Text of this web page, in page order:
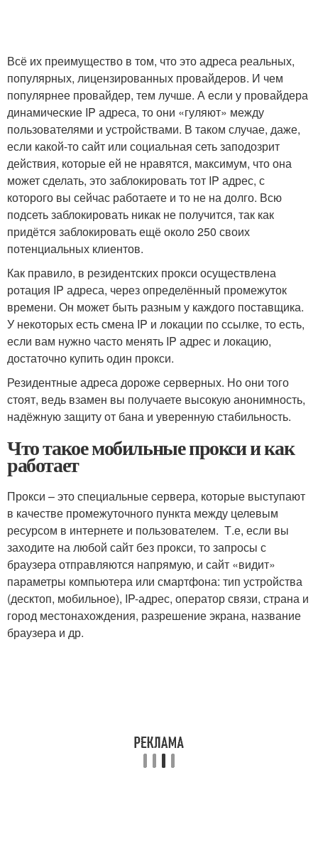
Всё их преимущество в том, что это адреса реальных,
популярных, лицензированных провайдеров. И чем
популярнее провайдер, тем лучше. А если у провайдера
динамические IP адреса, то они «гуляют» между
пользователями и устройствами. В таком случае, даже,
если какой-то сайт или социальная сеть заподозрит
действия, которые ей не нравятся, максимум, что она
может сделать, это заблокировать тот IP адрес, с
которого вы сейчас работаете и то не на долго. Всю
подсеть заблокировать никак не получится, так как
придётся заблокировать ещё около 250 своих
потенциальных клиентов.
Как правило, в резидентских прокси осуществлена
ротация IP адреса, через определённый промежуток
времени. Он может быть разным у каждого поставщика.
У некоторых есть смена IP и локации по ссылке, то есть,
если вам нужно часто менять IP адрес и локацию,
достаточно купить один прокси.
Резидентные адреса дороже серверных. Но они того
стоят, ведь взамен вы получаете высокую анонимность,
надёжную защиту от бана и уверенную стабильность.
Что такое мобильные прокси и как
работает
Прокси – это специальные сервера, которые выступают
в качестве промежуточного пункта между целевым
ресурсом в интернете и пользователем. Т.е, если вы
заходите на любой сайт без прокси, то запросы с
браузера отправляются напрямую, и сайт «видит»
параметры компьютера или смартфона: тип устройства
(десктоп, мобильное), IP-адрес, оператор связи, страна и
город местонахождения, разрешение экрана, название
браузера и др.